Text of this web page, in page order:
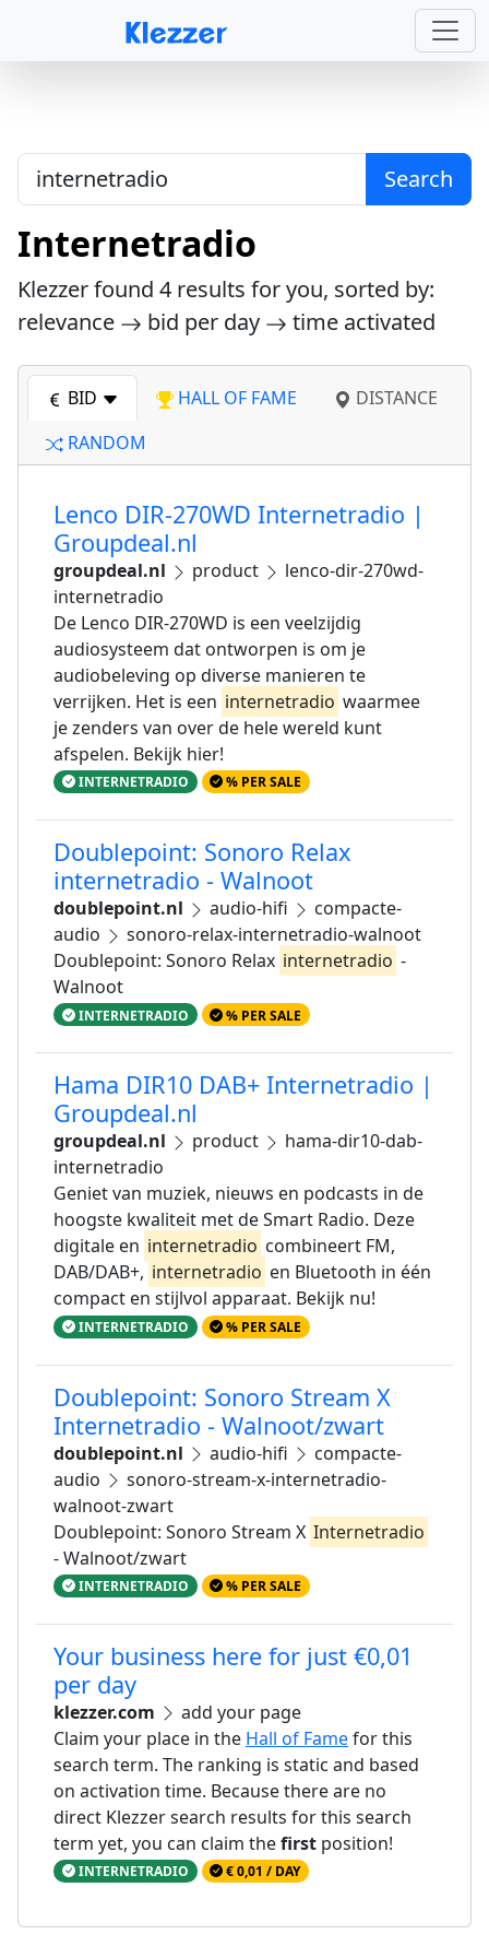
Search
Internetradio
Klezzer found 4 results for you, sorted by:
relevance
bid per day time activated
BID HALL OF FAME
DISTANCE
RANDOM
Lenco DIR-270WD Internetradio |
Groupdeal.nl
groupdeal.nl product
lenco-dir-270wd-
internetradio
De Lenco DIR-270WD is een veelzijdig
audiosysteem dat ontworpen is om je
audiobeleving op diverse manieren te
verrijken. Het is een internetradio waarmee
je zenders van over de hele wereld kunt
afspelen. Bekijk hier!
INTERNETRADIO % PER SALE
Doublepoint: Sonoro Relax
internetradio - Walnoot
doublepoint.nl audio-hifi
compacte-
audio
sonoro-relax-internetradio-walnoot
Doublepoint: Sonoro Relax internetradio -
Walnoot
INTERNETRADIO % PER SALE
Hama DIR10 DAB+ Internetradio |
Groupdeal.nl
groupdeal.nl product
hama-dir10-dab-
internetradio
Geniet van muziek, nieuws en podcasts in de
hoogste kwaliteit met de Smart Radio. Deze
digitale en internetradio combineert FM,
DAB/DAB+, internetradio en Bluetooth in één
compact en stijlvol apparaat. Bekijk nu!
INTERNETRADIO % PER SALE
Doublepoint: Sonoro Stream X
Internetradio - Walnoot/zwart
doublepoint.nl audio-hifi
compacte-
audio
sonoro-stream-x-internetradio-
walnoot-zwart
Doublepoint: Sonoro Stream X Internetradio
- Walnoot/zwart
INTERNETRADIO % PER SALE
Your business here for just €0,01
per day
klezzer.com
add your page
Claim your place in the Hall of Famefor this
search term. The ranking is static and based
on activation time. Because there are no
direct Klezzer search results for this search
term yet, you can claim thefirst position!
INTERNETRADIO € 0,01 / DAY